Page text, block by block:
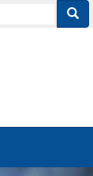
Suche